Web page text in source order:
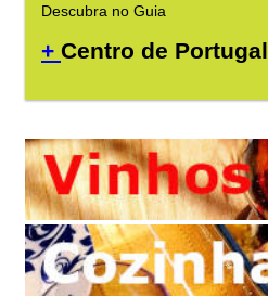
Descubra no Guia
+ Centro de Portugal